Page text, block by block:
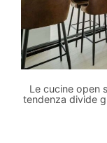
Le cucine open
tendenza divide